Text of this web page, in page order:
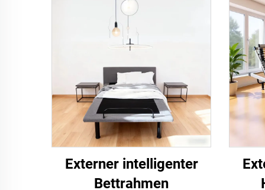
Externer intelligenter
Bettrahmen